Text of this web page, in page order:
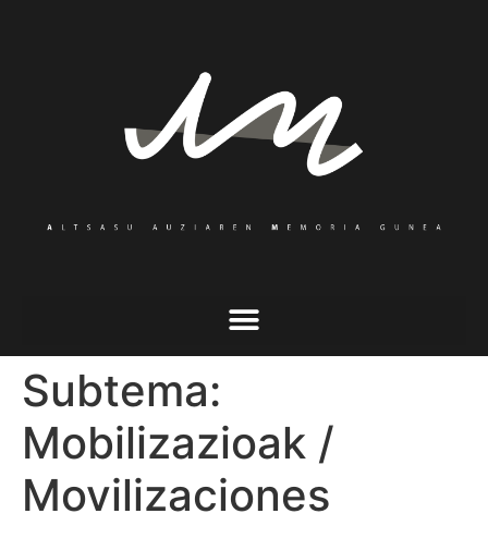
Subtema:
Mobilizazioak /
Movilizaciones